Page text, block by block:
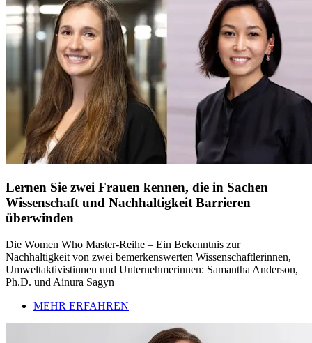
Lernen Sie zwei Frauen kennen, die in Sachen
Wissenschaft und Nachhaltigkeit Barrieren
überwinden
Die Women Who Master-Reihe – Ein Bekenntnis zur
Nachhaltigkeit von zwei bemerkenswerten Wissenschaftlerinnen,
Umweltaktivistinnen und Unternehmerinnen: Samantha Anderson,
Ph.D. und Ainura Sagyn
MEHR ERFAHREN